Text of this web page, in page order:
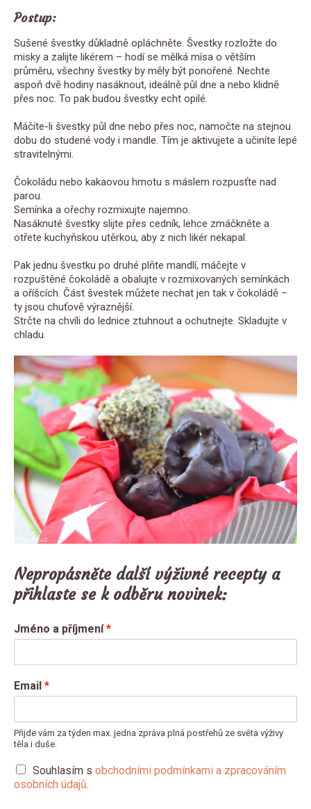
Postup:
Sušené švestky důkladně opláchněte. Švestky rozložte do
misky a zalijte likérem – hodí se mělká mísa o větším
průměru, všechny švestky by měly být ponořené. Nechte
aspoň dvě hodiny nasáknout, ideálně půl dne a nebo klidně
přes noc. To pak budou švestky echt opilé.
Máčíte-li švestky půl dne nebo přes noc, namočte na stejnou
dobu do studené vody i mandle. Tím je aktivujete a učiníte lepé
stravitelnými.
Čokoládu nebo kakaovou hmotu s máslem rozpusťte nad
parou.
Semínka a ořechy rozmixujte najemno.
Nasáknuté švestky slijte přes cedník, lehce zmáčkněte a
otřete kuchyňskou utěrkou, aby z nich likér nekapal.
Pak jednu švestku po druhé plňte mandlí, máčejte v
rozpuštěné čokoládě a obalujte v rozmixovaných semínkách
a oříšcích. Část švestek můžete nechat jen tak v čokoládě –
ty jsou chuťově výraznější.
Strčte na chvíli do lednice ztuhnout a ochutnejte. Skladujte v
chladu.
Nepropásněte další výživné recepty a
přihlaste se k odběru novinek:
Jméno a příjmení*
Email *
Přijde vám za týden max. jedna zpráva plná postřehů ze světa výživy
těla i duše.
Souhlasím s obchodními podmínkami a zpracováním
osobních údajů.